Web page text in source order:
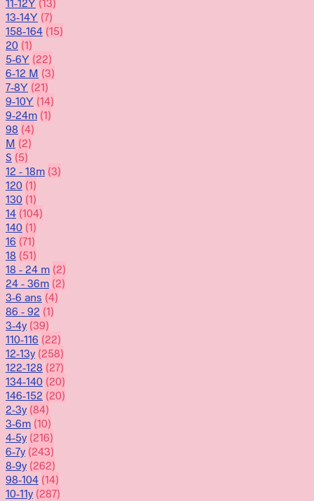
13-14Y (7)
158-164 (15)
20 (1)
5-6Y (22)
6-12 M (3)
7-8Y (21)
9-10Y (14)
9-24m (1)
98 (4)
M (2)
S (5)
12 - 18m (3)
120 (1)
130 (1)
14 (104)
140 (1)
16 (71)
18 (51)
18 - 24 m (2)
24 - 36m (2)
3-6 ans (4)
86 - 92 (1)
3-4y (39)
110-116 (22)
12-13y (258)
122-128 (27)
134-140 (20)
146-152 (20)
2-3y (84)
3-6m (10)
4-5y (216)
6-7y (243)
8-9y (262)
98-104 (14)
10-11y (287)